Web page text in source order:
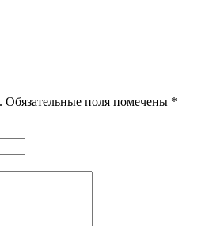
Обязательные поля помечены *